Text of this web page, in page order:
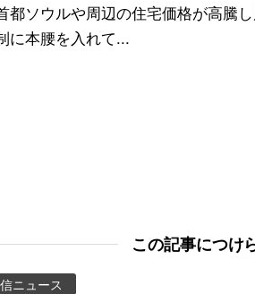
都ソウルや周辺の住宅価格が高騰
に本腰を入れて...
この記事につけ
ニュース